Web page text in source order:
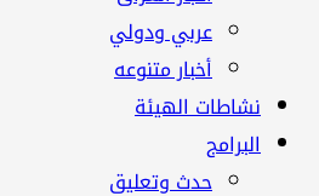
عربي ودولي
أخبار متنوعه
نشاطات الهيئة
البرامج
حدث وتعليق